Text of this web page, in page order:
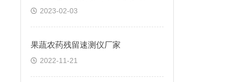
2023-02-03
果蔬农药残留速测仪厂家
2022-11-21